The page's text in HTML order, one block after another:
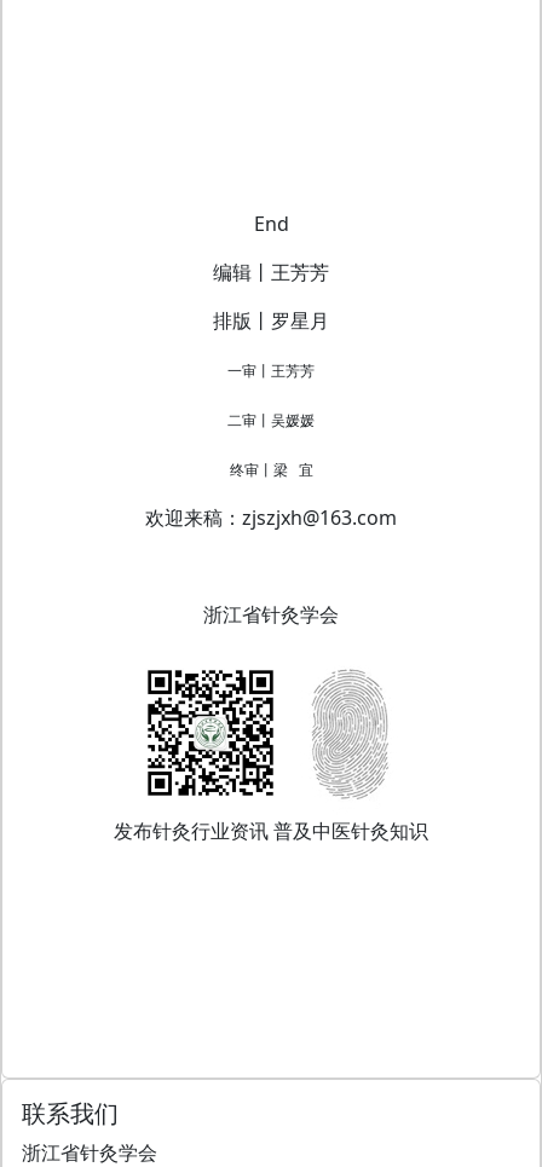
End
编辑丨王芳芳
排版丨罗星月
一审丨王芳芳
二审丨吴媛媛
终审丨梁 宜
欢迎来稿：zjszjxh@163.com
浙江省针灸学会
发布针灸行业资讯 普及中医针灸知识
联系我们
浙江省针灸学会